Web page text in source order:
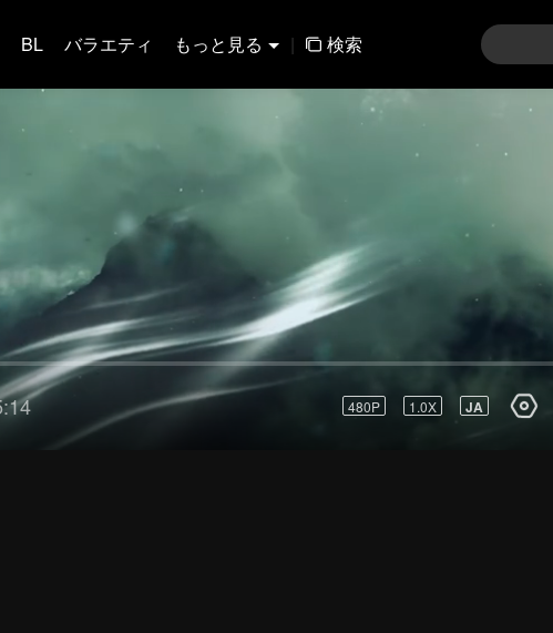
BL バラエティ もっと見る | 検索